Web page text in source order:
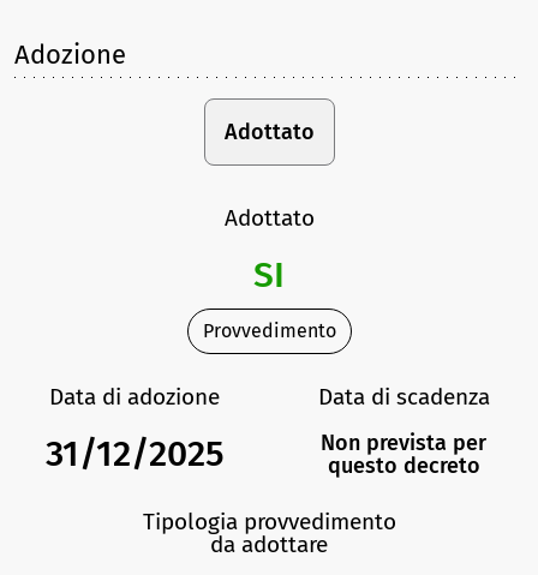
Adozione
Adottato
Adottato
SI
Provvedimento
Data di adozione
31/12/2025
Data di scadenza
Non prevista per
questo decreto
Tipologia provvedimento
da adottare